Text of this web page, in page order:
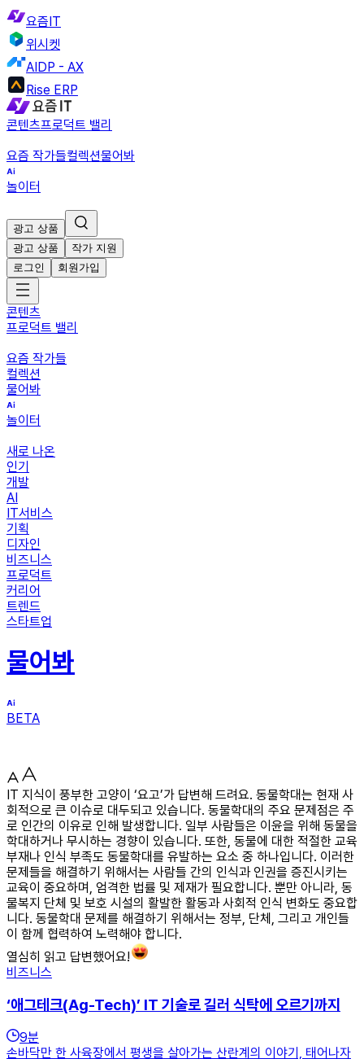
요즘IT
위시켓
AIDP - AX
Rise ERP
콘텐츠프로덕트 밸리
요즘 작가들컬렉션물어봐
놀이터
광고 상품
광고 상품
작가 지원
로그인
회원가입
콘텐츠
프로덕트 밸리
요즘 작가들
컬렉션
물어봐
놀이터
새로 나온
인기
개발
AI
IT서비스
기획
디자인
비즈니스
프로덕트
커리어
트렌드
스타트업
물어봐
BETA
IT 지식이 풍부한 고양이 ‘요고’가 답변해 드려요. 동물학대는 현재 사
회적으로 큰 이슈로 대두되고 있습니다. 동물학대의 주요 문제점은 주
로 인간의 이유로 인해 발생합니다. 일부 사람들은 이윤을 위해 동물을
학대하거나 무시하는 경향이 있습니다. 또한, 동물에 대한 적절한 교육
부재나 인식 부족도 동물학대를 유발하는 요소 중 하나입니다. 이러한
문제들을 해결하기 위해서는 사람들 간의 인식과 인권을 증진시키는
교육이 중요하며, 엄격한 법률 및 제재가 필요합니다. 뿐만 아니라, 동
물복지 단체 및 보호 시설의 활발한 활동과 사회적 인식 변화도 중요합
니다. 동물학대 문제를 해결하기 위해서는 정부, 단체, 그리고 개인들
이 함께 협력하여 노력해야 합니다.
열심히 읽고 답변했어요!
비즈니스
‘애그테크(Ag-Tech)’ IT 기술로 길러 식탁에 오르기까지
9분
손바닥만 한 사육장에서 평생을 살아가는 산란계의 이야기, 태어나자